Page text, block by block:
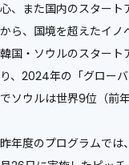
心、また国内のスタート
から、国境を超えたイノ
韓国・ソウルのスタート
り、2024年の「グロー
でソウルは世界9位（前
昨年度のプログラムで